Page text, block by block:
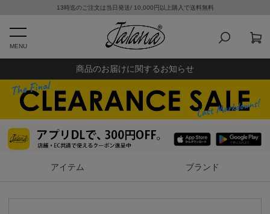
13時迄のご注文は当日発送/ 10,000円以上購入で送料無料
MENU
商品のお届けに関するお知らせ
アイテム ブランド